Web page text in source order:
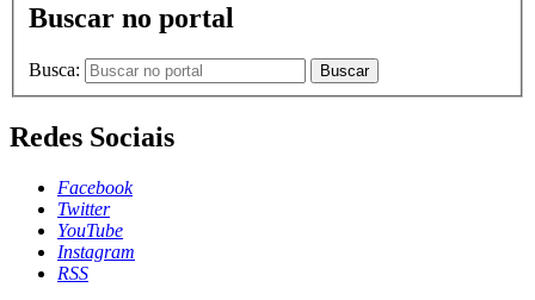
Buscar no portal
Busca: Buscar
Redes Sociais
Facebook
Twitter
YouTube
Instagram
RSS